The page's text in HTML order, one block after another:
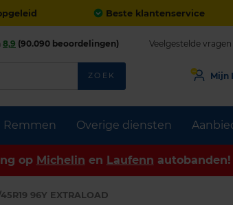
Beste klantenservice
Remmen Overige diensten
8,9 (90.090 beoordelingen) Veelgestelde vragen
ZOEK Mijn
op Michelin en Laufenn autobanden!
96Y EXTRALOAD